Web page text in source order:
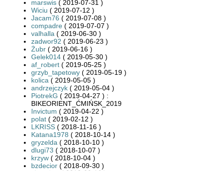
marswis ( 2019-07-31 )
Wiciu ( 2019-07-12 )
Jacam76 ( 2019-07-08 )
compadre ( 2019-07-07 )
valhalla ( 2019-06-30 )
zadwor92 ( 2019-06-23 )
Żubr ( 2019-06-16 )
Gelek014 ( 2019-05-30 )
af_robert ( 2019-05-25 )
grzyb_tapetowy ( 2019-05-19 )
kolica ( 2019-05-05 )
andrzejczyk ( 2019-05-04 )
PiotrekG ( 2019-04-27 ) :
BIKEORIENT_ĆMIŃSK_2019
Invictum ( 2019-04-22 )
polat ( 2019-02-12 )
LKRISS ( 2018-11-16 )
Katana1978 ( 2018-10-14 )
gryzelda ( 2018-10-10 )
dlugi73 ( 2018-10-07 )
krzyw ( 2018-10-04 )
bzdecior ( 2018-09-30 )